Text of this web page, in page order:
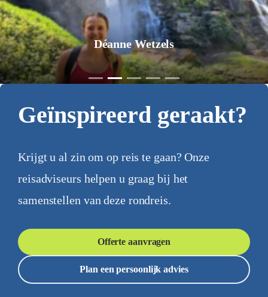
Déanne Wetzels
Geïnspireerd geraakt?
Krijgt u al zin om op reis te gaan? Onze
reisadviseurs helpen u graag bij het
samenstellen van deze rondreis.
Offerte aanvragen
Plan een persoonlijk advies